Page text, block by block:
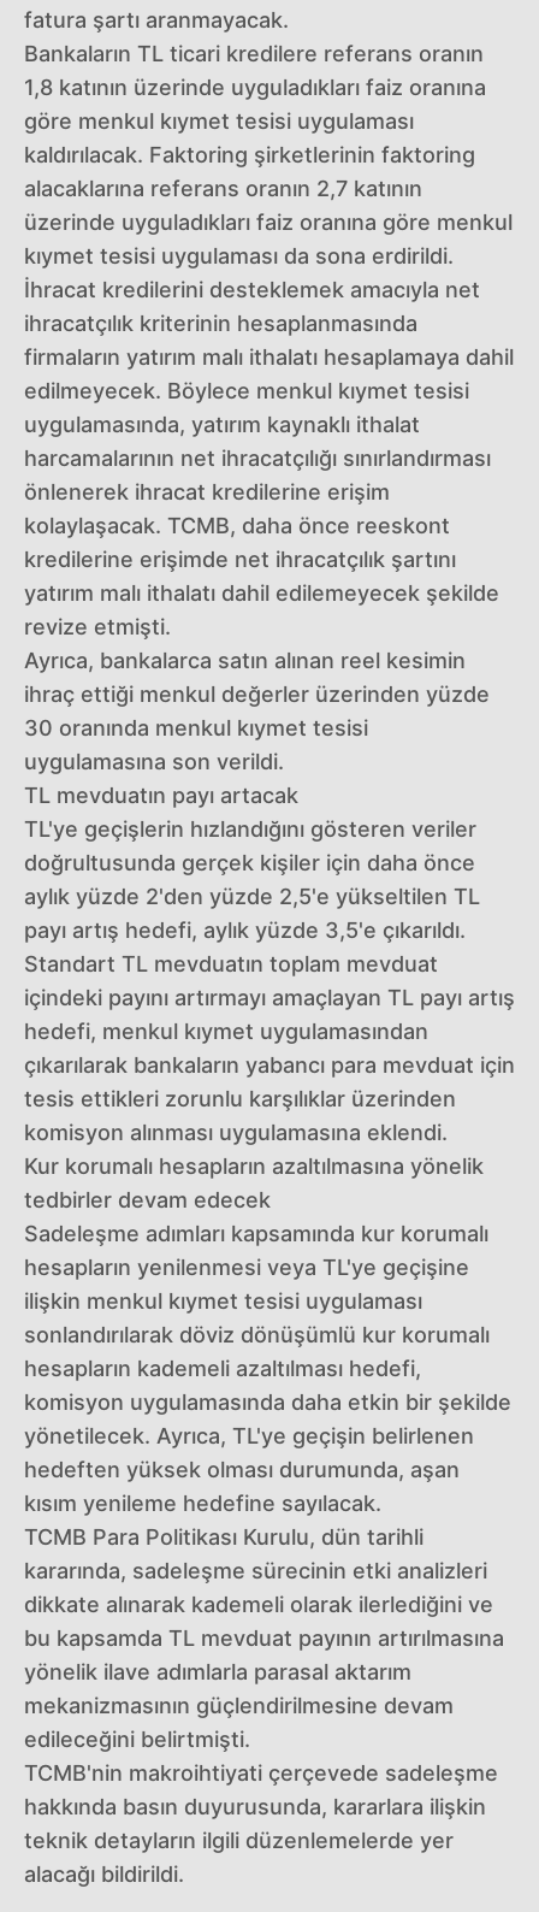
fatura şartı aranmayacak.
Bankaların TL ticari kredilere referans oranın
1,8 katının üzerinde uyguladıkları faiz oranına
göre menkul kıymet tesisi uygulaması
kaldırılacak. Faktoring şirketlerinin faktoring
alacaklarına referans oranın 2,7 katının
üzerinde uyguladıkları faiz oranına göre menkul
kıymet tesisi uygulaması da sona erdirildi.
İhracat kredilerini desteklemek amacıyla net
ihracatçılık kriterinin hesaplanmasında
firmaların yatırım malı ithalatı hesaplamaya dahil
edilmeyecek. Böylece menkul kıymet tesisi
uygulamasında, yatırım kaynaklı ithalat
harcamalarının net ihracatçılığı sınırlandırması
önlenerek ihracat kredilerine erişim
kolaylaşacak. TCMB, daha önce reeskont
kredilerine erişimde net ihracatçılık şartını
yatırım malı ithalatı dahil edilemeyecek şekilde
revize etmişti.
Ayrıca, bankalarca satın alınan reel kesimin
ihraç ettiği menkul değerler üzerinden yüzde
30 oranında menkul kıymet tesisi
uygulamasına son verildi.
TL mevduatın payı artacak
TL'ye geçişlerin hızlandığını gösteren veriler
doğrultusunda gerçek kişiler için daha önce
aylık yüzde 2'den yüzde 2,5'e yükseltilen TL
payı artış hedefi, aylık yüzde 3,5'e çıkarıldı.
Standart TL mevduatın toplam mevduat
içindeki payını artırmayı amaçlayan TL payı artış
hedefi, menkul kıymet uygulamasından
çıkarılarak bankaların yabancı para mevduat için
tesis ettikleri zorunlu karşılıklar üzerinden
komisyon alınması uygulamasına eklendi.
Kur korumalı hesapların azaltılmasına yönelik
tedbirler devam edecek
Sadeleşme adımları kapsamında kur korumalı
hesapların yenilenmesi veya TL'ye geçişine
ilişkin menkul kıymet tesisi uygulaması
sonlandırılarak döviz dönüşümlü kur korumalı
hesapların kademeli azaltılması hedefi,
komisyon uygulamasında daha etkin bir şekilde
yönetilecek. Ayrıca, TL'ye geçişin belirlenen
hedeften yüksek olması durumunda, aşan
kısım yenileme hedefine sayılacak.
TCMB Para Politikası Kurulu, dün tarihli
kararında, sadeleşme sürecinin etki analizleri
dikkate alınarak kademeli olarak ilerlediğini ve
bu kapsamda TL mevduat payının artırılmasına
yönelik ilave adımlarla parasal aktarım
mekanizmasının güçlendirilmesine devam
edileceğini belirtmişti.
TCMB'nin makroihtiyati çerçevede sadeleşme
hakkında basın duyurusunda, kararlara ilişkin
teknik detayların ilgili düzenlemelerde yer
alacağı bildirildi.